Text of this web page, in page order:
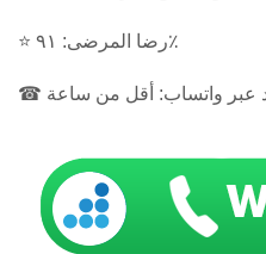
⭐ رضا المرضى: ٩١٪
عبر واتساب: أقل من ساعة